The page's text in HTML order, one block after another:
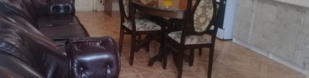
Запросить отель